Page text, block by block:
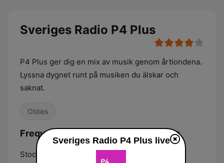
Sveriges Radio P4 Plus
P4 Plus ger dig en mix av musik genom årtiondena.
Lyssna dygnet runt på musiken du älskar och
saknat.
Oldies
Frequencies Sveriges Radio P4 Plus:
Stockholm:
Sveriges Radio P4 Plus live